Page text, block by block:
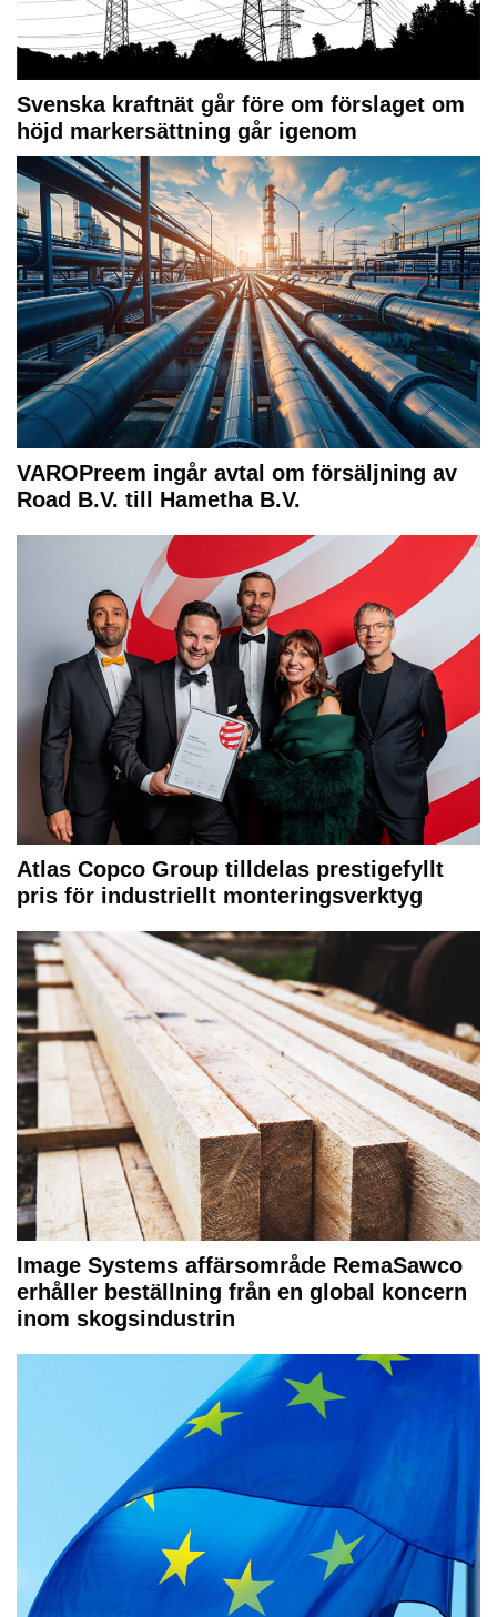
Svenska kraftnät går före om förslaget om
höjd markersättning går igenom
VAROPreem ingår avtal om försäljning av
Road B.V. till Hametha B.V.
Atlas Copco Group tilldelas prestigefyllt
pris för industriellt monteringsverktyg
Image Systems affärsområde RemaSawco
erhåller beställning från en global koncern
inom skogsindustrin